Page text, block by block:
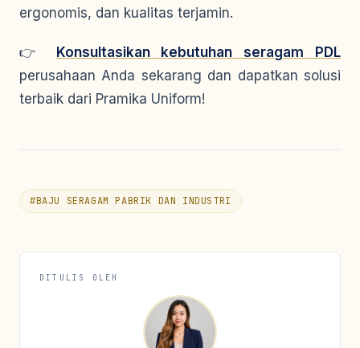
ergonomis, dan kualitas terjamin.
👉
Konsultasikan kebutuhan seragam PDL
perusahaan Anda sekarang dan dapatkan solusi
terbaik dari Pramika Uniform!
#BAJU SERAGAM PABRIK DAN INDUSTRI
DITULIS OLEH